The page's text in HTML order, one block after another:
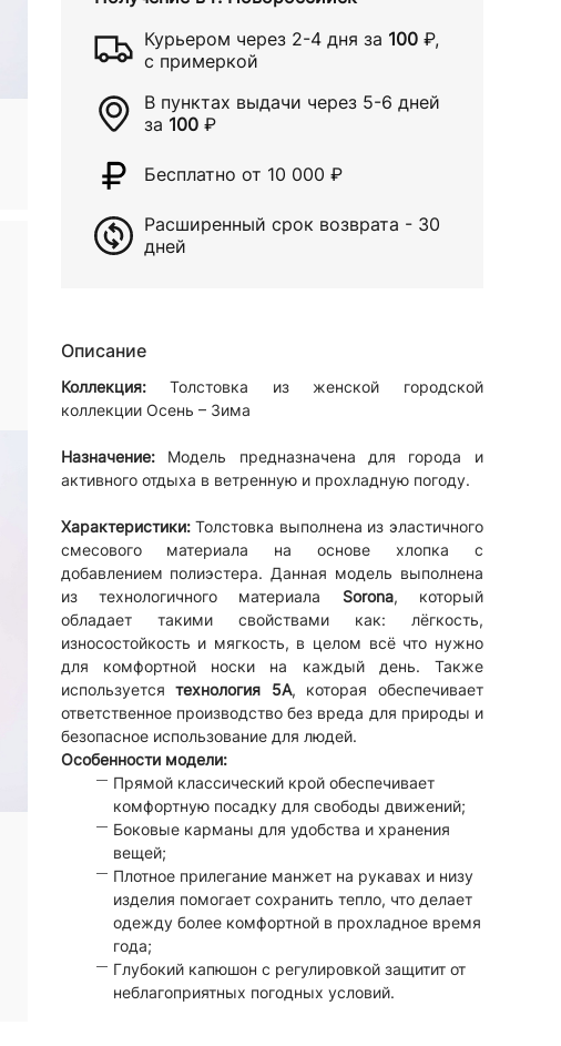
Курьером через 2-4 дня за 100 ₽,
с примеркой
В пунктах выдачи через 5-6 дней
за 100 ₽
Бесплатно от 10 000 ₽
Расширенный срок возврата - 30
дней
Описание
Коллекция:Толстовка из женской городской
коллекции Осень – Зима
Назначение:Модель предназначена для города и
активного отдыха в ветренную и прохладную погоду.
Характеристики:Толстовка выполнена из эластичного
смесового материала на основе хлопка с
добавлением полиэстера. Данная модель выполнена
из технологичного материала Sorona, который
обладает такими свойствами как: лёгкость,
износостойкость и мягкость, в целом всё что нужно
для комфортной носки на каждый день. Также
используетсятехнология 5А, которая обеспечивает
ответственное производство без вреда для природы и
безопасное использование для людей.
Особенности модели:
Прямой классический крой обеспечивает
комфортную посадку для свободы движений;
Боковые карманы для удобства и хранения
вещей;
Плотное прилегание манжет на рукавах и низу
изделия помогает сохранить тепло, что делает
одежду более комфортной в прохладное время
года;
Глубокий капюшон с регулировкой защитит от
неблагоприятных погодных условий.